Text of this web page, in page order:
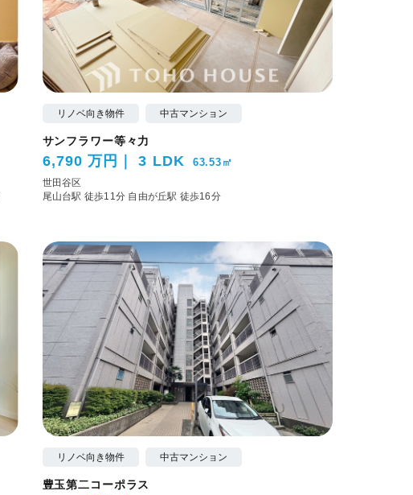
リノベ向き物件 中古マンション
サンフラワー等々力
6,790 万円 3 LDK 63.53㎡
世田谷区
尾山台駅 徒歩11分 自由が丘駅 徒歩16分
リノベ向き物件 中古マンション
豊玉第二コーポラス